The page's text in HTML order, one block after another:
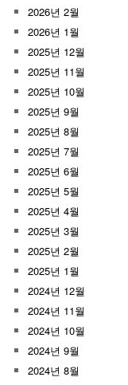
2026년 2월
2026년 1월
2025년 12월
2025년 11월
2025년 10월
2025년 9월
2025년 8월
2025년 7월
2025년 6월
2025년 5월
2025년 4월
2025년 3월
2025년 2월
2025년 1월
2024년 12월
2024년 11월
2024년 10월
2024년 9월
2024년 8월